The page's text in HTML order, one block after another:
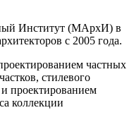
Институт (МАрхИ) в
с 2005 года.
частных
стилевого
проектированием
коллекции